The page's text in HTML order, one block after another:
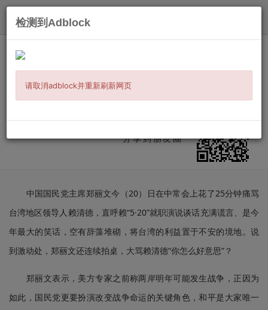
郑丽文批赖清德:不接受“九二共识”就是
准备打仗
分享到朋友圈
中国国民党主席郑丽文今（20）日在中常会上花了25分钟痛骂
台湾地区领导人赖清德，直呼赖“5·20”就职演说谈话充满谎言、是今
年最大的笑话，空有辞藻堆砌，将台湾的利益置于不安的境地。说
到激动处，郑丽文还连续拍桌，大骂赖清德“你怎么好意思”？
郑丽文表示，美方专家之前称两岸明年可能发生战争，正因为
如此，国民党更要扮演改变战争命运的关键角色，和平是大家唯一
检测到Adblock
请取消adblock并重新刷新网页